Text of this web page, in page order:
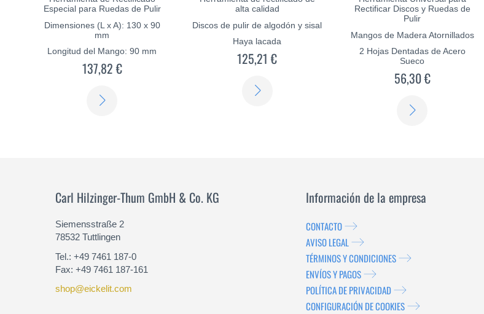
Especial para Ruedas de Pulir
Dimensiones (L x A): 130 x 90
mm
Longitud del Mango: 90 mm
137,82 €
alta calidad
Discos de pulir de algodón y sisal
Haya lacada
125,21 €
Rectificar Discos y Ruedas de
Pulir
Mangos de Madera Atornillados
2 Hojas Dentadas de Acero
Sueco
56,30 €
Carl Hilzinger-Thum GmbH & Co. KG
Siemensstraße 2
78532 Tuttlingen
Tel.: +49 7461 187-0
Fax: +49 7461 187-161
shop@eickelit.com
Información de la empresa
CONTACTO
AVISO LEGAL
TÉRMINOS Y CONDICIONES
ENVÍOS Y PAGOS
POLÍTICA DE PRIVACIDAD
CONFIGURACIÓN DE COOKIES